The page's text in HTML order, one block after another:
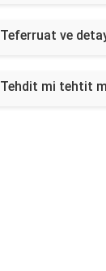
Teferruat ve
Tehdit mi tehtit